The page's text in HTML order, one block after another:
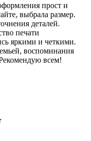
прост и
выбрала размер.
деталей.
печати
яркими и четкими.
воспоминания
всем!